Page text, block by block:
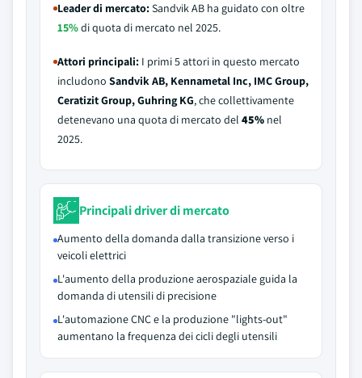
Leader di mercato:Sandvik AB ha guidato con oltre
15%di quota di mercato nel 2025.
Attori principali: I primi 5 attori in questo mercato
includono Sandvik AB, Kennametal Inc, IMC Group,
Ceratizit Group, Guhring KG, che collettivamente
detenevano una quota di mercato del 45% nel
2025.
Principali driver di mercato
Aumento della domanda dalla transizione verso i
veicoli elettrici
L'aumento della produzione aerospaziale guida la
domanda di utensili di precisione
L'automazione CNC e la produzione "lights-out"
aumentano la frequenza dei cicli degli utensili